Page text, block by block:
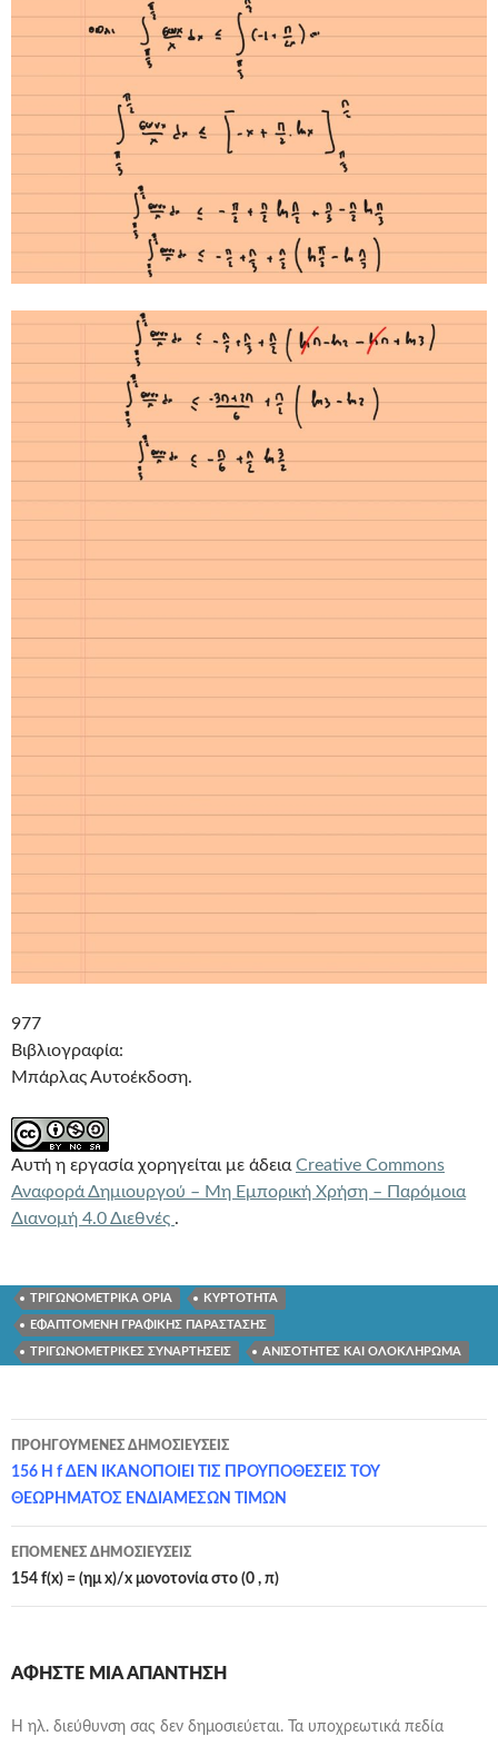
977
Βιβλιογραφία:
Μπάρλας Αυτοέκδοση.
Αυτή η εργασία χορηγείται με άδειαCreative Commons
Αναφορά Δημιουργού – Μη Εμπορική Χρήση – Παρόμοια
Διανομή 4.0 Διεθνές .
ΤΡΙΓΩΝΟΜΕΤΡΙΚΑ ΟΡΙΑ ΚΥΡΤΟΤΗΤΑ
ΕΦΑΠΤΟΜΕΝΗ ΓΡΑΦΙΚΗΣ ΠΑΡΑΣΤΑΣΗΣ
ΤΡΙΓΩΝΟΜΕΤΡΙΚΕΣ ΣΥΝΑΡΤΗΣΕΙΣ ΑΝΙΣΟΤΗΤΕΣ ΚΑΙ ΟΛΟΚΛΗΡΩΜΑ
Πλοήγηση
άρθρων
ΠΡΟΗΓΟΎΜΕΝΕΣ ΔΗΜΟΣΙΕΎΣΕΙΣ
156 Η f ΔΕΝ ΙΚΑΝΟΠΟΙΕΙ ΤΙΣ ΠΡΟΥΠΟΘΕΣΕΙΣ ΤΟΥ
ΘΕΩΡΗΜΑΤΟΣ ΕΝΔΙΑΜΕΣΩΝ ΤΙΜΩΝ
ΕΠΌΜΕΝΕΣ ΔΗΜΟΣΙΕΎΣΕΙΣ
154 f(x) = (ημ x)/x μονοτονία στο (0 , π)
ΑΦΉΣΤΕ ΜΙΑ ΑΠΆΝΤΗΣΗ
Η ηλ. διεύθυνση σας δεν δημοσιεύεται. Τα υποχρεωτικά πεδία